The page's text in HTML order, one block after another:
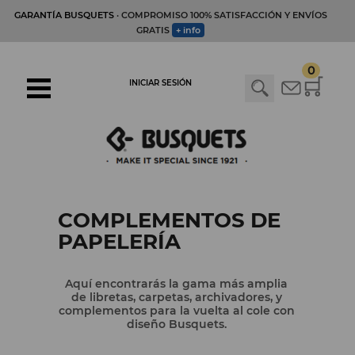
GARANTÍA BUSQUETS· COMPROMISO 100% SATISFACCIÓN Y ENVÍOS
GRATIS + info
0
INICIAR SESIÓN
COMPLEMENTOS DE
PAPELERÍA
Aquí encontrarás la gama más amplia
de libretas, carpetas, archivadores, y
complementos para la vuelta al cole con
diseño Busquets.